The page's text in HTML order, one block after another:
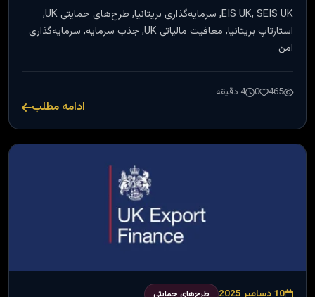
EIS UK, SEIS UK, سرمایه‌گذاری بریتانیا, طرح‌های حمایتی UK,
استارتاپ بریتانیا, معافیت مالیاتی UK, جذب سرمایه, سرمایه‌گذاری
امن
465
0 4 دقیقه
ادامه مطلب
10 دسامبر 2025 طرح‌های حمایتی